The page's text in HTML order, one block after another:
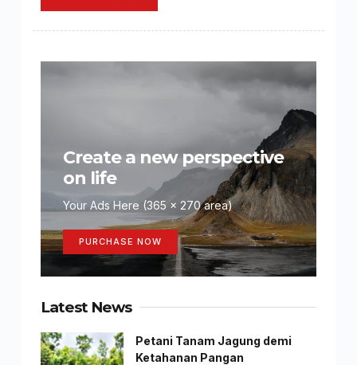
Create a new perspective
on life
Your Ads Here (365 x 270 area)
PURCHASE NOW
Latest News
Petani Tanam Jagung demi
Ketahanan Pangan